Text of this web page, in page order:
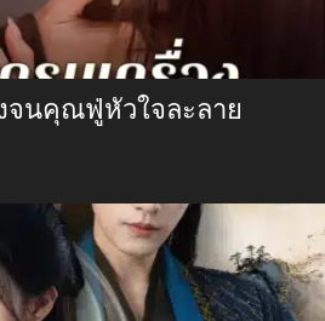
จนคุณฟู่หัวใจละลาย